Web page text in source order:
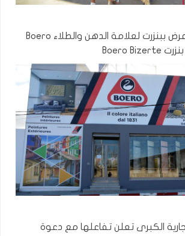
افتتاح قاعة عرض ببنزرت لعلامة الدهن والطلاء Boero
الكبرى تعلن تفاعلها مع دعوة